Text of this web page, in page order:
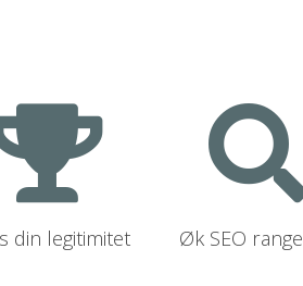
din legitimitet Øk SEO